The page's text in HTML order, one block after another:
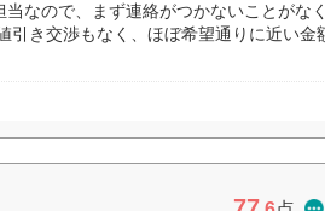
なので、まず連絡がつかないことがなく
引き交渉もなく、ほぼ希望通りに近い金